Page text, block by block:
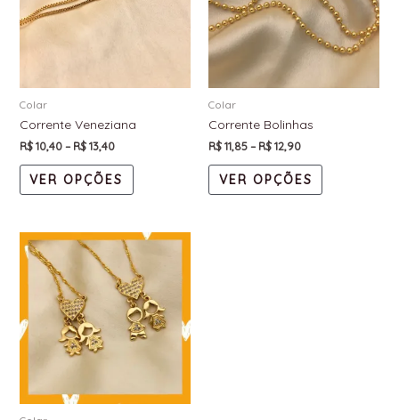
Colar
Corrente Veneziana
R$10,40–R$13,40
VER OPÇÕES
Colar
Corrente Bolinhas
R$11,85–R$12,90
VER OPÇÕES